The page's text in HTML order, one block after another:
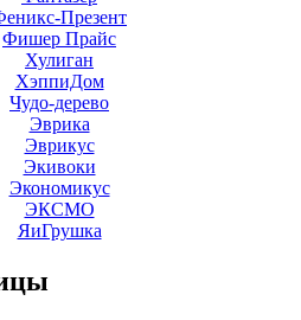
Презент
Фишер Прайс
Хулиган
ХэппиДом
Чудо-дерево
Эврика
Эврикус
Экивоки
Экономикус
ЭКСМО
ЯиГрушка